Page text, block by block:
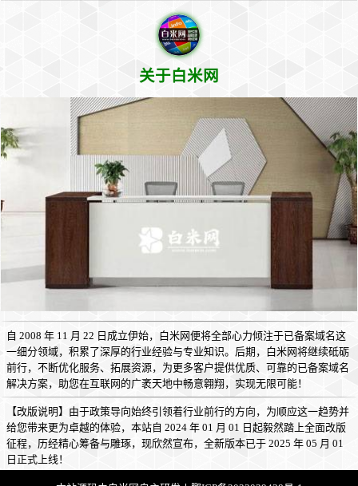
关于白米网
自 2008 年 11 月 22 日成立伊始，白米网便将全部心力倾注于已备案域名这
一细分领域，积累了深厚的行业经验与专业知识。后期，白米网将继续砥砺
前行，不断优化服务、拓展资源，为更多客户提供优质、可靠的已备案域名
解决方案，助您在互联网的广袤天地中畅意翱翔，实现无限可能！
【改版说明】由于政策导向始终引领着行业前行的方向，为顺应这一趋势并
给您带来更为卓越的体验，本站自 2024 年 01 月 01 日起毅然踏上全面改版
征程，历经精心筹备与雕琢，现欣然宣布，全新版本已于 2025 年 05 月 01
日正式上线！